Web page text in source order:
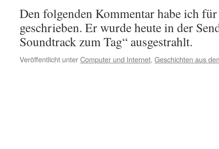
Den folgenden Kommentar habe ich
geschrieben. Er wurde heute in der
Soundtrack zum Tag“ ausgestrahlt.
Veröffentlicht unterComputer und Internet, Geschichten aus